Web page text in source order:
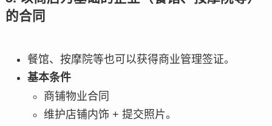
的合同
餐馆、按摩院等也可以获得商业管理签证。
基本条件
商铺物业合同
维护店铺内饰 + 提交照片。